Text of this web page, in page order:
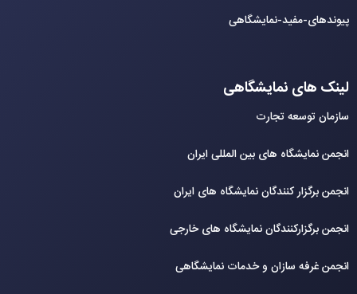
پیوندهای-مفید-نمایشگاهی
لینک های نمایشگاهی
سازمان توسعه تجارت
انجمن نمایشگاه های بین المللی ایران
انجمن برگزار کنندگان نمایشگاه های ایران
انجمن برگزارکنندگان نمایشگاه های خارجی
انجمن غرفه سازان و خدمات نمایشگاهی